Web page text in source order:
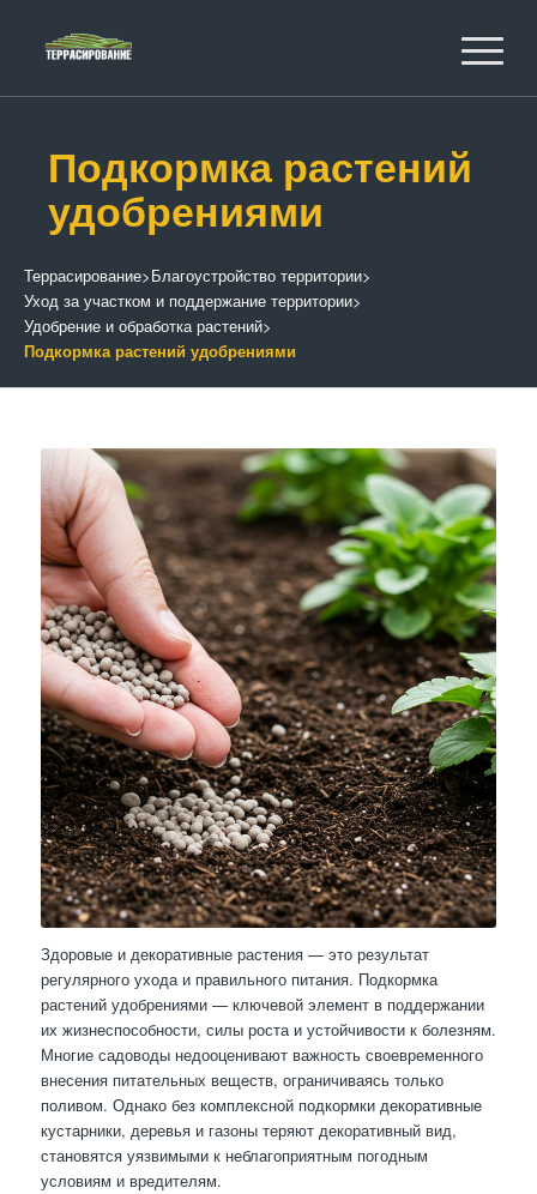
Подкормка растений
удобрениями
Террасирование>Благоустройство территории>
Уход за участком и поддержание территории>
Удобрение и обработка растений>
Подкормка растений удобрениями
Здоровые и декоративные растения — это результат
регулярного ухода и правильного питания. Подкормка
растений удобрениями — ключевой элемент в поддержании
их жизнеспособности, силы роста и устойчивости к болезням.
Многие садоводы недооценивают важность своевременного
внесения питательных веществ, ограничиваясь только
поливом. Однако без комплексной подкормки декоративные
кустарники, деревья и газоны теряют декоративный вид,
становятся уязвимыми к неблагоприятным погодным
условиям и вредителям.